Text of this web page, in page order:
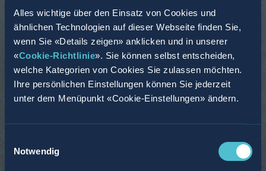
Alles wichtige über den Einsatz von Cookies und
ähnlichen Technologien auf dieser Webseite finden Sie,
wenn Sie «Details zeigen» anklicken und in unserer
«Cookie-Richtlinie». Sie können selbst entscheiden,
welche Kategorien von Cookies Sie zulassen möchten.
Ihre persönlichen Einstellungen können Sie jederzeit
unter dem Menüpunkt «Cookie-Einstellungen» ändern.
Notwendig